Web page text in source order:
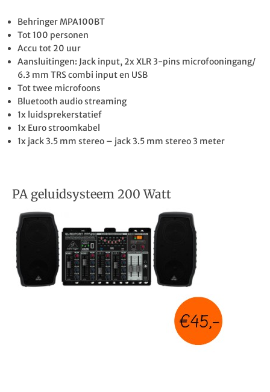
Behringer MPA100BT
Tot 100 personen
Accu tot 20 uur
Aansluitingen: Jack input, 2x XLR 3-pins microfooningang/
6.3 mm TRS combi input en USB
Tot twee microfoons
Bluetooth audio streaming
1x luidsprekerstatief
1x Euro stroomkabel
1x jack 3.5 mm stereo – jack 3.5 mm stereo 3 meter
PA geluidsysteem 200 Watt